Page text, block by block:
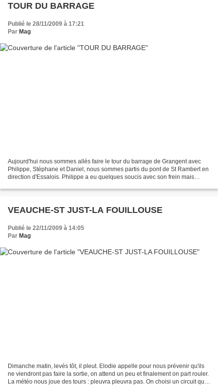
TOUR DU BARRAGE
Publié le 28/11/2009 à 17:21
Par Mag
Aujourd'hui nous sommes allés faire le tour du barrage de Grangent avec
Philippe, Stéphane et Daniel, nous sommes partis du pont de St Rambert en
direction d'Essalois. Philippe a eu quelques soucis avec son frein mais
VEAUCHE-ST JUST-LA FOUILLOUSE
Publié le 22/11/2009 à 14:05
Par Mag
Dimanche matin, levés tôt, il pleut. Elodie appelle pour nous prévenir qu'ils
ne viendront pas faire la sortie, on attend un peu et finalement on part rouler.
La météo nous joue des tours : pleuvra pleuvra pas. On choisi un circuit qui